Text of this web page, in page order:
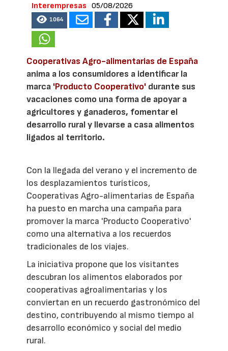
Interempresas
05/08/2026
1064
Cooperativas Agro-alimentarias de España
anima a los consumidores a identificar la
marca 'Producto Cooperativo' durante sus
vacaciones como una forma de apoyar a
agricultores y ganaderos, fomentar el
desarrollo rural y llevarse a casa alimentos
ligados al territorio.
Con la llegada del verano y el incremento de
los desplazamientos turísticos,
Cooperativas Agro-alimentarias de España
ha puesto en marcha una campaña para
promover la marca 'Producto Cooperativo'
como una alternativa a los recuerdos
tradicionales de los viajes.
La iniciativa propone que los visitantes
descubran los alimentos elaborados por
cooperativas agroalimentarias y los
conviertan en un recuerdo gastronómico del
destino, contribuyendo al mismo tiempo al
desarrollo económico y social del medio
rural.